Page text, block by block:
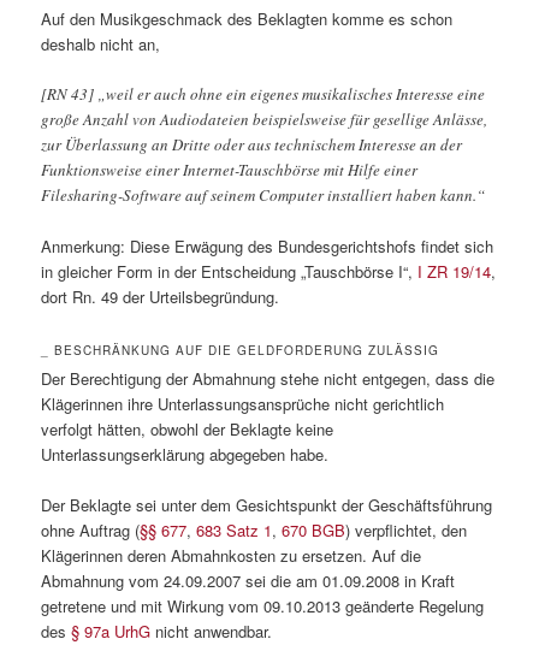
Auf den Musikgeschmack des Beklagten komme es schon
deshalb nicht an,
[RN 43] „weil er auch ohne ein eigenes musikalisches Interesse eine
große Anzahl von Audiodateien beispielsweise für gesellige Anlässe,
zur Überlassung an Dritte oder aus technischem Interesse an der
Funktionsweise einer Internet-Tauschbörse mit Hilfe einer
Filesharing-Software auf seinem Computer installiert haben kann.“
Anmerkung: Diese Erwägung des Bundesgerichtshofs findet sich
in gleicher Form in der Entscheidung „Tauschbörse I“, I ZR 19/14,
dort Rn. 49 der Urteilsbegründung.
_ BESCHRÄNKUNG AUF DIE GELDFORDERUNG ZULÄSSIG
Der Berechtigung der Abmahnung stehe nicht entgegen, dass die
Klägerinnen ihre Unterlassungsansprüche nicht gerichtlich
verfolgt hätten, obwohl der Beklagte keine
Unterlassungserklärung abgegeben habe.
Der Beklagte sei unter dem Gesichtspunkt der Geschäftsführung
ohne Auftrag (§§ 677,683 Satz 1,670 BGB) verpflichtet, den
Klägerinnen deren Abmahnkosten zu ersetzen. Auf die
Abmahnung vom 24.09.2007 sei die am 01.09.2008 in Kraft
getretene und mit Wirkung vom 09.10.2013 geänderte Regelung
des§ 97a UrhG nicht anwendbar.